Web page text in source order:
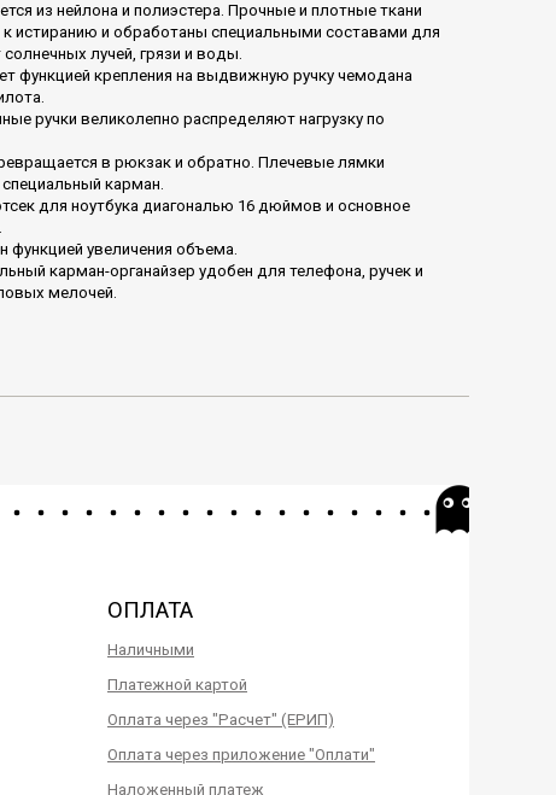
из нейлона и полиэстера. Прочные и плотные ткани
к истиранию и обработаны специальными составами для
лучей, грязи и воды.
функцией крепления на выдвижную ручку чемодана
ручки великолепно распределяют нагрузку по
в рюкзак и обратно. Плечевые лямки
специальный карман.
для ноутбука диагональю 16 дюймов и основное
функцией увеличения объема.
карман-органайзер удобен для телефона, ручек и
мелочей.
ОПЛАТА
Наличными
Платежной картой
Оплата через "Расчет" (ЕРИП)
Оплата через приложение "Оплати"
Наложенный платеж